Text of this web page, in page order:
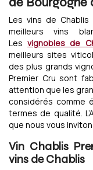
Les vins de
meilleurs vins
Lesvignobles de
meilleurs sites
des plus grands
Premier Cru sont
attention que les
considérés comme
termes de qualité.
que nous vous
Vin Chablis
vins de Chablis